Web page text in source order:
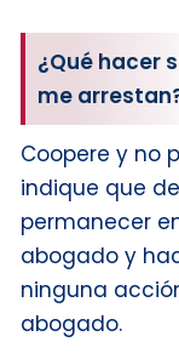
¿Qué hacer
me
Coopere y no
indique que
permanecer
abogado y
ninguna
abogado.